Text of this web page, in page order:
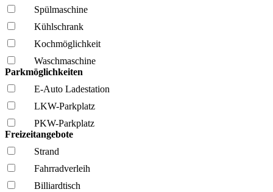
Spül­maschine
Kühl­schrank
Kochmöglich­keit
Wasch­maschine
Parkmöglichkeiten
E-Auto Ladestation
LKW-Parkplatz
PKW-Parkplatz
Freizeitangebote
Strand
Fahrrad­verleih
Billiardtisch